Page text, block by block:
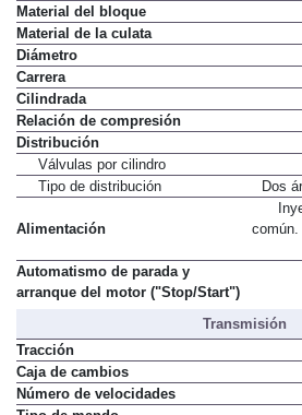
Material del bloque
Material de la culata
Diámetro
Carrera
Cilindrada
Relación de compresión
Distribución
Válvulas por cilindro
Tipo de distribución
Dos
Alimentación
común.
Automatismo de parada y
arranque del motor ("Stop/Start")
Transmisión
Tracción
Caja de cambios
Número de velocidades